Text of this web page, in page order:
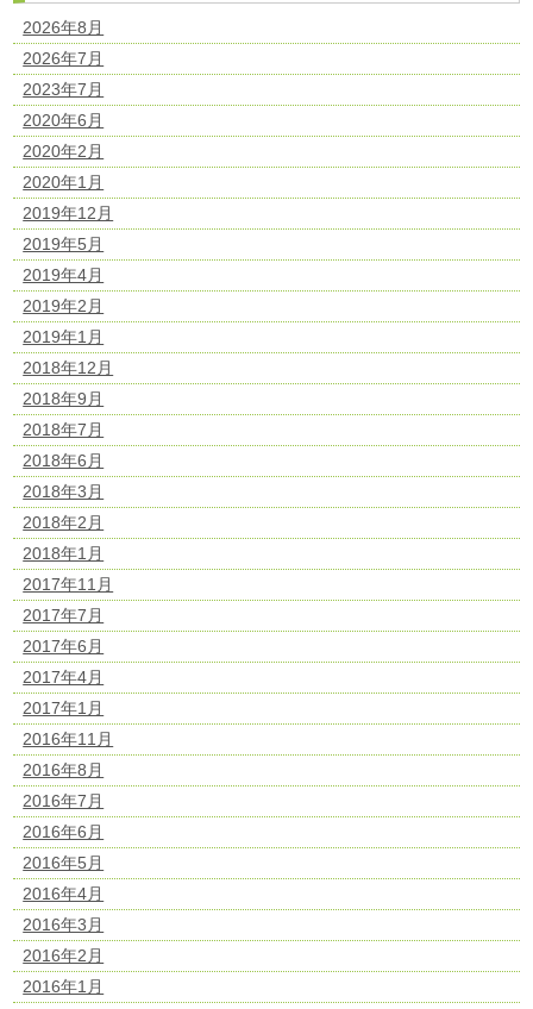
2026年8月
2026年7月
2023年7月
2020年6月
2020年2月
2020年1月
2019年12月
2019年5月
2019年4月
2019年2月
2019年1月
2018年12月
2018年9月
2018年7月
2018年6月
2018年3月
2018年2月
2018年1月
2017年11月
2017年7月
2017年6月
2017年4月
2017年1月
2016年11月
2016年8月
2016年7月
2016年6月
2016年5月
2016年4月
2016年3月
2016年2月
2016年1月